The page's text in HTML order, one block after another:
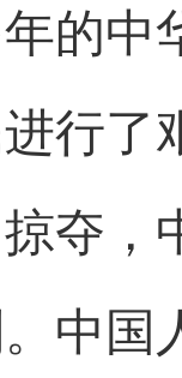
的中
行了
夺，
中国